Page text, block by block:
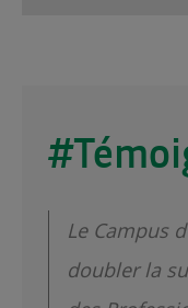
Le Campus
doubler la